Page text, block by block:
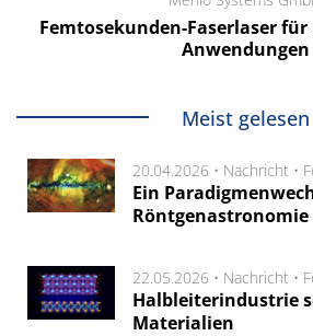
Femtosekunden-Faserlaser
Anwendungen
Meist gelesen
20.04.2026 • Nachricht •
Ein
Röntgenastronomie
22.05.2026 • Nachricht •
Halbleiterindustrie
Materialien